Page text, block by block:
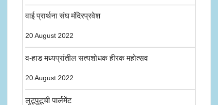
वाई प्रार्थना संघ मंदिरप्रवेश
20 August 2022
व-हाड मध्यप्रांतील सत्यशोधक हीरक महोत्सव
20 August 2022
लुटूपुटूची पार्लमेंट